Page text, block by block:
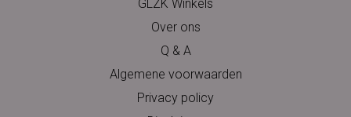
GLZK Winkels
Over ons
Q & A
Algemene voorwaarden
Privacy policy